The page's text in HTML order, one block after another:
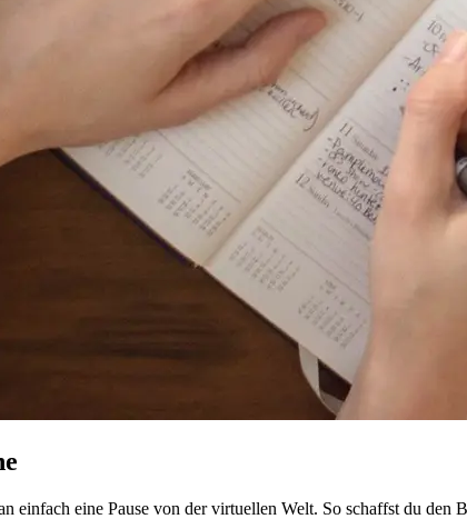
einfach eine Pause von der virtuellen Welt. So schaffst du den